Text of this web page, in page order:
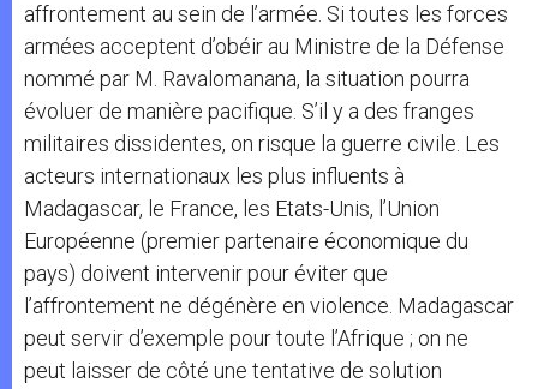
affrontement au sein de l’armée. Si toutes les forces
armées acceptent d’obéir au Ministre de la Défense
nommé par M. Ravalomanana, la situation pourra
évoluer de manière pacifique. S’il y a des franges
militaires dissidentes, on risque la guerre civile. Les
acteurs internationaux les plus influents à
Madagascar, le France, les Etats-Unis, l’Union
Européenne (premier partenaire économique du
pays) doivent intervenir pour éviter que
l’affrontement ne dégénère en violence. Madagascar
peut servir d’exemple pour toute l’Afrique ; on ne
peut laisser de côté une tentative de solution